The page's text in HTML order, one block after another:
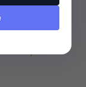
roboczych